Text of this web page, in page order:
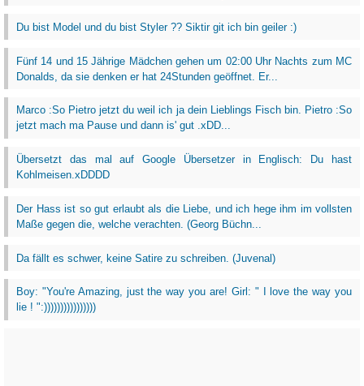
Du bist Model und du bist Styler ?? Siktir git ich bin geiler :)
Fünf 14 und 15 Jährige Mädchen gehen um 02:00 Uhr Nachts zum MC
Donalds, da sie denken er hat 24Stunden geöffnet. Er...
Marco :So Pietro jetzt du weil ich ja dein Lieblings Fisch bin. Pietro :So
jetzt mach ma Pause und dann is' gut .xDD...
Übersetzt das mal auf Google Übersetzer in Englisch: Du hast
Kohlmeisen.xDDDD
Der Hass ist so gut erlaubt als die Liebe, und ich hege ihm im vollsten
Maße gegen die, welche verachten. (Georg Büchn...
Da fällt es schwer, keine Satire zu schreiben. (Juvenal)
Boy: "You're Amazing, just the way you are! Girl: " I love the way you
lie ! ":))))))))))))))))